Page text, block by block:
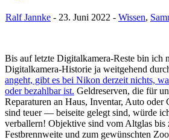
Ralf Jannke - 23. Juni 2022 - Wissen,
Bis auf letzte Digitalkamera-Reste bin ich
Digitalkamera-Historie ja weitgehend
angeht, gibt es bei Nikon derzeit nichts,
oder bezahlbar ist. Geldreserven, die für
Reparaturen an Haus, Inventar, Auto
sind teuer — beiseite gelegt sind, würde
verballern! Objektive sind vom Altglas bis
Festbrennweite und zum gewünschten